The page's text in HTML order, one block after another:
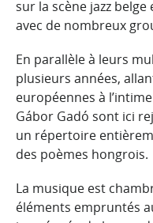
sur la scène jazz
avec de nombreux
En parallèle à leurs
plusieurs années,
européennes à
Gábor Gadó sont ici
un répertoire
des poèmes hongrois.
La musique est
éléments empruntés